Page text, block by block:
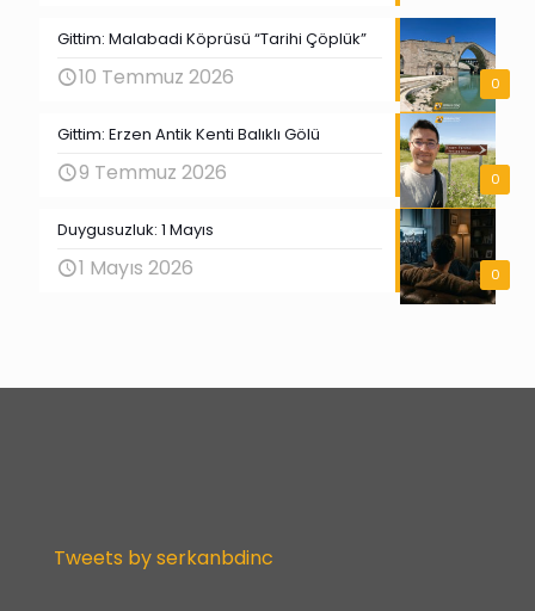
0
Gittim: Malabadi Köprüsü “Tarihi Çöplük”
10 Temmuz 2026
0
Gittim: Erzen Antik Kenti Balıklı Gölü
9 Temmuz 2026
0
Duygusuzluk: 1 Mayıs
1 Mayıs 2026
Tweets by serkanbdinc